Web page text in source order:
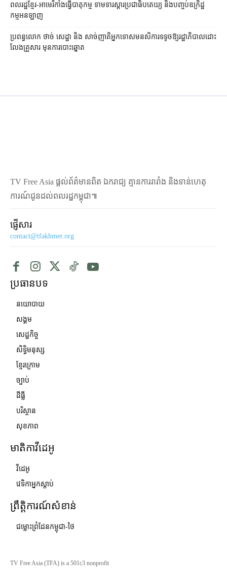
ពលរដ្ឋខ្មែរ-អាមេរិកាំងធ្វើបាតុកម្ម ទាមទារស្ដារប្រជាធិបតេយ្យ និងបញ្ចប់ឧក្រិដ្ឋ
កម្មអនឡាញ
ប្រពន្ធ​លោក ថាច់ សេដ្ឋា និង សាច់ញាតិ​អ្នកទោស​មនសិការ​ទទូច​ឱ្យ​រដ្ឋាភិបាល​ដោះ
លែង​គ្រួសារ មុន​ការបោះឆ្នោត
TV Free Asia ផ្ដល់ព័ត៌មានពិត ឯករាជ្យ គ្មានការរារាំង និងទាន់ហេតុ
ការណ៍ជូនដល់ពលរដ្ឋកម្ពុជា៕
ផ្ញើសារ
contact@tfakhmer.org
ប្រធានបទ
នយោបាយ
សង្គម
សេដ្ឋកិច្ច
សិទ្ធិមនុស្ស
ខ្មែរក្រោម
ច្បាប់
ដីធ្លី
បរិស្ថាន
សុខភាព
មាតិកាវីដេអូ
វីដេអូ
វេទិកាអ្នកស្ដាប់
ព្រឹត្តិការណ៍សំខាន់
ជម្លោះព្រំដែនកម្ពុជា-ថៃ
TV Free Asia (TFA) is a 501c3 nonprofit